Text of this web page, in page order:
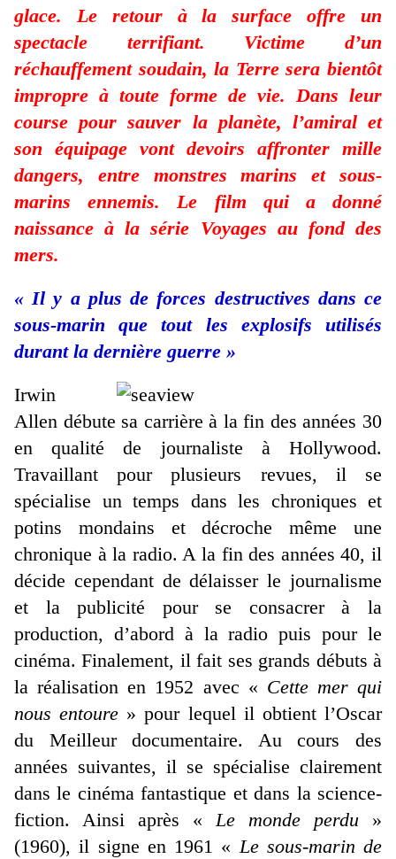
glace. Le retour à la surface offre un
spectacle terrifiant. Victime d’un
réchauffement soudain, la Terre sera bientôt
impropre à toute forme de vie. Dans leur
course pour sauver la planète, l’amiral et
son équipage vont devoirs affronter mille
dangers, entre monstres marins et sous-
marins ennemis. Le film qui a donné
naissance à la série Voyages au fond des
mers.
« Il y a plus de forces destructives dans ce
sous-marin que tout les explosifs utilisés
durant la dernière guerre »
Irwin
Allen débute sa carrière à la fin des années 30
en qualité de journaliste à Hollywood.
Travaillant pour plusieurs revues, il se
spécialise un temps dans les chroniques et
potins mondains et décroche même une
chronique à la radio. A la fin des années 40, il
décide cependant de délaisser le journalisme
et la publicité pour se consacrer à la
production, d’abord à la radio puis pour le
cinéma. Finalement, il fait ses grands débuts à
la réalisation en 1952 avec « Cette mer qui
nous entoure » pour lequel il obtient l’Oscar
du Meilleur documentaire. Au cours des
années suivantes, il se spécialise clairement
dans le cinéma fantastique et dans la science-
fiction. Ainsi après «Le monde perdu »
(1960), il signe en 1961 «Le sous-marin de